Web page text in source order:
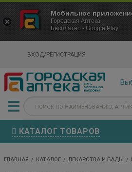
ВХОД/РЕГИСТРАЦИЯ
КАТАЛОГ ТОВАРОВ
ГЛАВНАЯ КАТАЛОГ ЛЕКАРСТВА И БАДЫ
×
Городская Аптека Маркетплейс
- In Google Play
Мобильное
Городская Аптека
Бесплатно - Google Play